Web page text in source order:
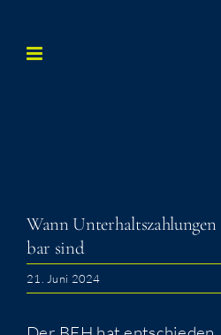
Inhalt
Wann
bar sind
21. Juni 2024